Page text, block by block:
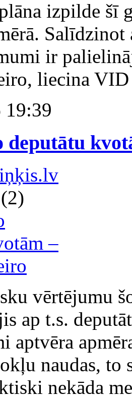
izpilde šī
Salīdzinot
ir
liecina
19:39
deputātu
(2)
vērtējumu
ap t.s.
aptvēra
naudas, to
nekāda